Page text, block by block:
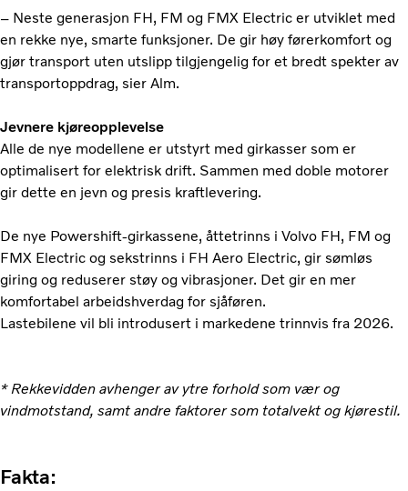
– Neste generasjon FH, FM og FMX Electric er utviklet med
en rekke nye, smarte funksjoner. De gir høy førerkomfort og
gjør transport uten utslipp tilgjengelig for et bredt spekter av
transportoppdrag, sier Alm.
Jevnere kjøreopplevelse
Alle de nye modellene er utstyrt med girkasser som er
optimalisert for elektrisk drift. Sammen med doble motorer
gir dette en jevn og presis kraftlevering.
De nye Powershift-girkassene, åttetrinns i Volvo FH, FM og
FMX Electric og sekstrinns i FH Aero Electric, gir sømløs
giring og reduserer støy og vibrasjoner. Det gir en mer
komfortabel arbeidshverdag for sjåføren.
Lastebilene vil bli introdusert i markedene trinnvis fra 2026.
* Rekkevidden avhenger av ytre forhold som vær og
vindmotstand, samt andre faktorer som totalvekt og kjørestil.
Fakta: